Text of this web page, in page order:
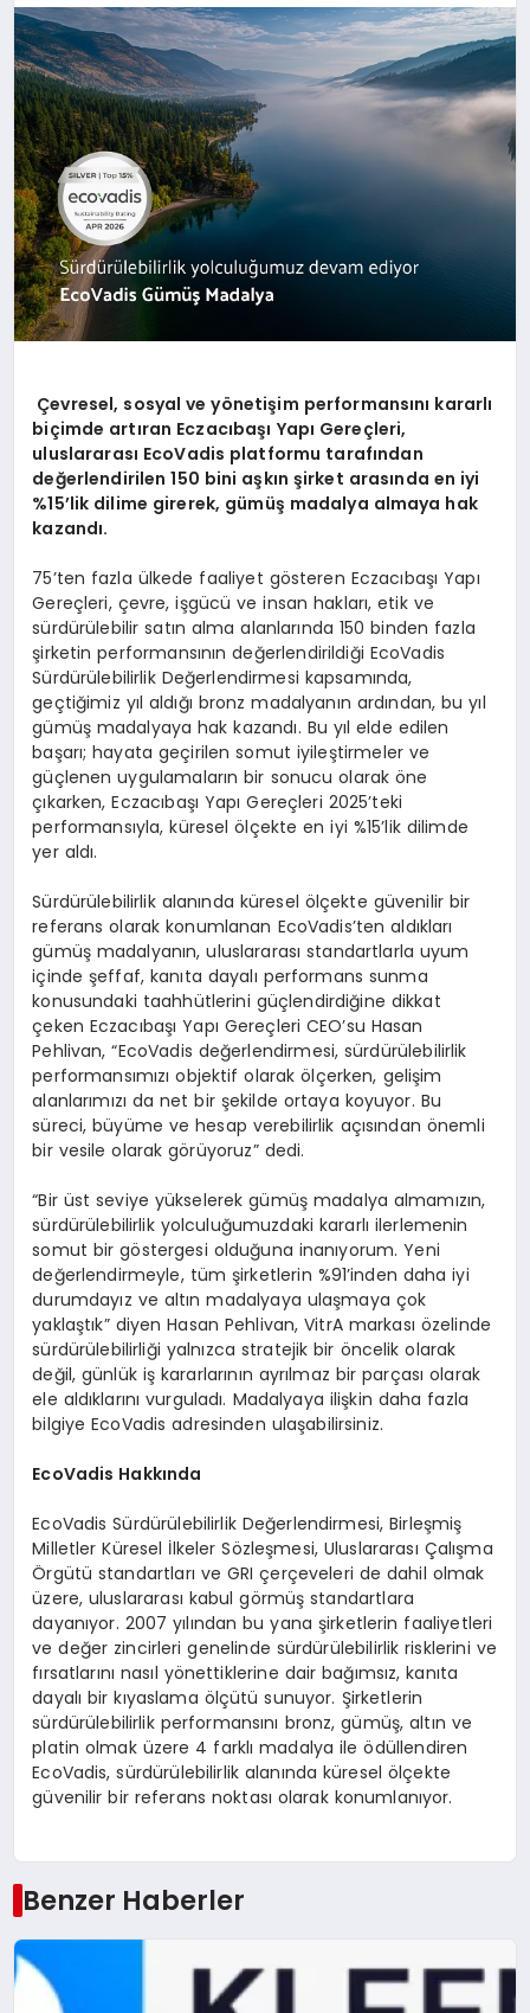
SAĞLIK
SIYASET
SPOR
TEKNOLOJI
Çevresel, sosyal ve yönetişim performansını kararlı
biçimde artıran Eczacıbaşı Yapı Gereçleri,
uluslararası EcoVadis platformu tarafından
değerlendirilen 150 bini aşkın şirket arasında en iyi
%15’lik dilime girerek, gümüş madalya almaya hak
kazandı.
75’ten fazla ülkede faaliyet gösteren Eczacıbaşı Yapı
Gereçleri, çevre, işgücü ve insan hakları, etik ve
sürdürülebilir satın alma alanlarında 150 binden fazla
şirketin performansının değerlendirildiği EcoVadis
Sürdürülebilirlik Değerlendirmesi kapsamında,
geçtiğimiz yıl aldığı bronz madalyanın ardından, bu yıl
gümüş madalyaya hak kazandı. Bu yıl elde edilen
başarı; hayata geçirilen somut iyileştirmeler ve
güçlenen uygulamaların bir sonucu olarak öne
çıkarken, Eczacıbaşı Yapı Gereçleri 2025’teki
performansıyla, küresel ölçekte en iyi %15’lik dilimde
yer aldı.
Sürdürülebilirlik alanında küresel ölçekte güvenilir bir
referans olarak konumlanan EcoVadis’ten aldıkları
gümüş madalyanın, uluslararası standartlarla uyum
içinde şeffaf, kanıta dayalı performans sunma
konusundaki taahhütlerini güçlendirdiğine dikkat
çeken Eczacıbaşı Yapı Gereçleri CEO’su Hasan
Pehlivan, “EcoVadis değerlendirmesi, sürdürülebilirlik
performansımızı objektif olarak ölçerken, gelişim
alanlarımızı da net bir şekilde ortaya koyuyor. Bu
süreci, büyüme ve hesap verebilirlik açısından önemli
bir vesile olarak görüyoruz” dedi.
“Bir üst seviye yükselerek gümüş madalya almamızın,
sürdürülebilirlik yolculuğumuzdaki kararlı ilerlemenin
somut bir göstergesi olduğuna inanıyorum. Yeni
değerlendirmeyle, tüm şirketlerin %91’inden daha iyi
durumdayız ve altın madalyaya ulaşmaya çok
yaklaştık” diyen Hasan Pehlivan, VitrA markası özelinde
sürdürülebilirliği yalnızca stratejik bir öncelik olarak
değil, günlük iş kararlarının ayrılmaz bir parçası olarak
ele aldıklarını vurguladı. Madalyaya ilişkin daha fazla
bilgiye EcoVadis adresinden ulaşabilirsiniz.
EcoVadis Hakkında
EcoVadis Sürdürülebilirlik Değerlendirmesi, Birleşmiş
Milletler Küresel İlkeler Sözleşmesi, Uluslararası Çalışma
Örgütü standartları ve GRI çerçeveleri de dahil olmak
üzere, uluslararası kabul görmüş standartlara
dayanıyor. 2007 yılından bu yana şirketlerin faaliyetleri
ve değer zincirleri genelinde sürdürülebilirlik risklerini ve
fırsatlarını nasıl yönettiklerine dair bağımsız, kanıta
dayalı bir kıyaslama ölçütü sunuyor. Şirketlerin
sürdürülebilirlik performansını bronz, gümüş, altın ve
platin olmak üzere 4 farklı madalya ile ödüllendiren
EcoVadis, sürdürülebilirlik alanında küresel ölçekte
güvenilir bir referans noktası olarak konumlanıyor.
Benzer Haberler